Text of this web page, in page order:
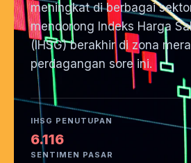
meningkat di berbagai
mendorong Indeks Harga
(IHSG) berakhir di zona
perdagangan sore ini.
IHSG PENUTUPAN
6.116
SENTIMEN PASAR